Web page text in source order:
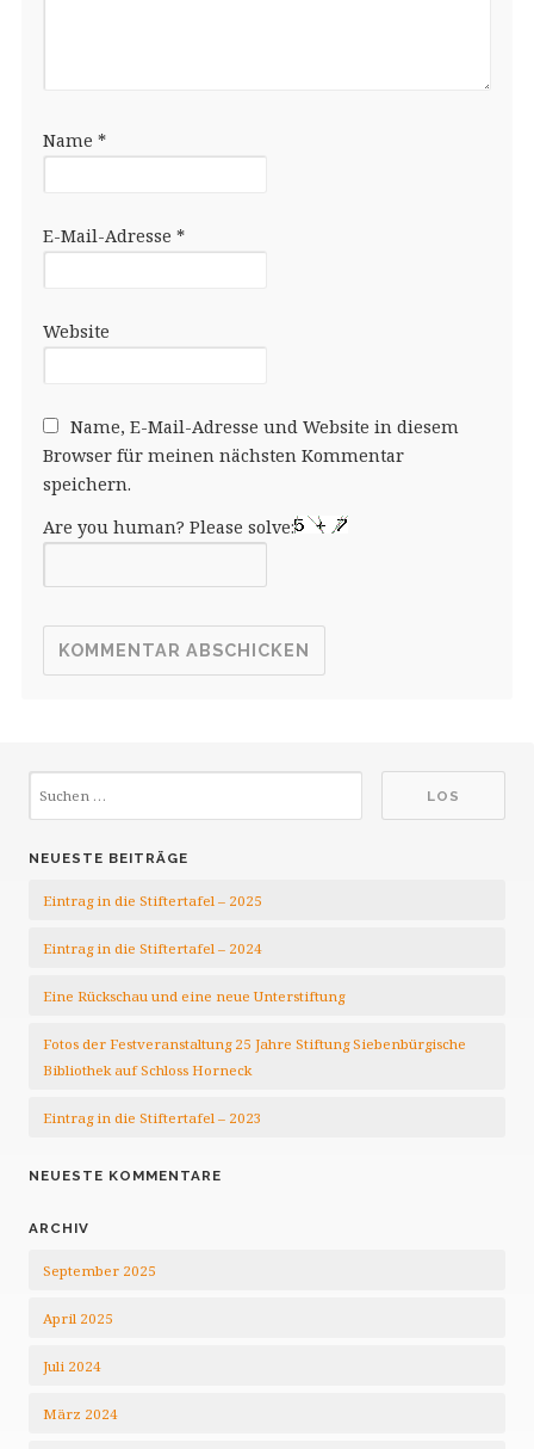
Name *
E-Mail-Adresse *
Website
Name, E-Mail-Adresse und Website in diesem
Browser für meinen nächsten Kommentar
speichern.
Are you human? Please solve:
NEUESTE BEITRÄGE
Eintrag in die Stiftertafel – 2025
Eintrag in die Stiftertafel – 2024
Eine Rückschau und eine neue Unterstiftung
Fotos der Festveranstaltung 25 Jahre Stiftung Siebenbürgische
Bibliothek auf Schloss Horneck
Eintrag in die Stiftertafel – 2023
NEUESTE KOMMENTARE
ARCHIV
September 2025
April 2025
Juli 2024
März 2024